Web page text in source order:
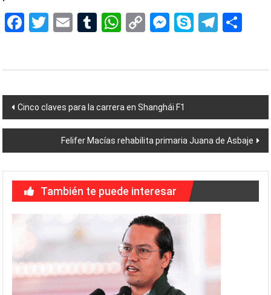
Facebook
Twitter
EmailTumblr
WhatsApp
CopyMessenger
Skype
Navegación
de
entradas
Cinco claves para la carrera en Shanghái F1
Felifer Macías rehabilita primaria Juana de Asbaje
También te puede interesar